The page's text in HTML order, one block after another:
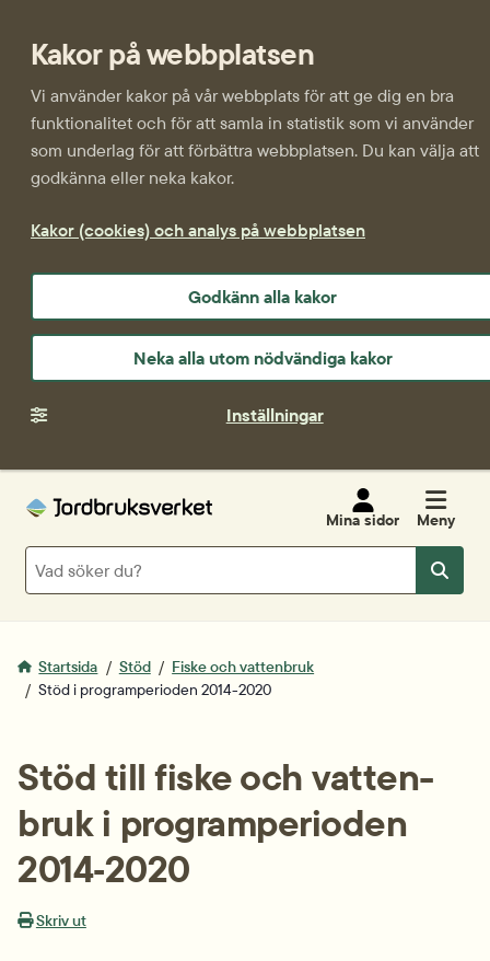
Kakor på webbplatsen
Vi använder kakor på vår webbplats för att ge dig en bra
funktionalitet och för att samla in statistik som vi använder
som underlag för att förbättra webbplatsen. Du kan välja att
godkänna eller neka kakor.
Kakor (cookies) och analys på webbplatsen
Godkänn alla kakor
Neka alla utom nödvändiga kakor
Inställningar
Mina sidor Meny
Sök
Sök
Startsida Stöd
Fiske och vattenbruk
Stöd i programperioden 2014-2020
Stöd till fiske och vatten­
bruk i program­perioden
2014‑2020
Skriv ut